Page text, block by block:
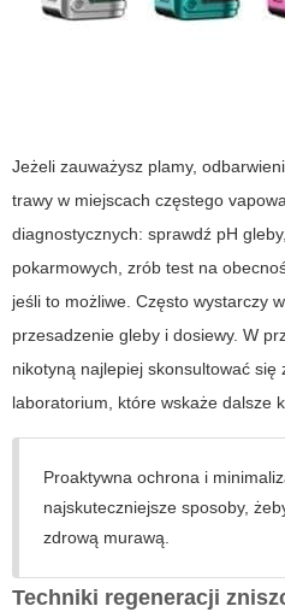
Jeżeli zauważysz plamy,
trawy w miejscach częstego
diagnostycznych: sprawdź pH
pokarmowych, zrób test na
jeśli to możliwe. Często wystarczy
przesadzenie gleby i dosiewy. W
nikotyną najlepiej skonsultować
laboratorium, które wskaże dalsze
Proaktywna ochrona i
najskuteczniejsze sposoby,
zdrową murawą.
Techniki regeneracji